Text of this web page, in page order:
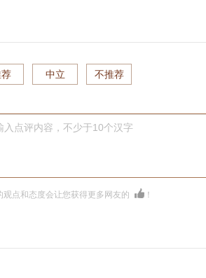
中立 不推荐
入点评内容，不少于10个汉字
观点和态度会让您获得更多网友的 ！